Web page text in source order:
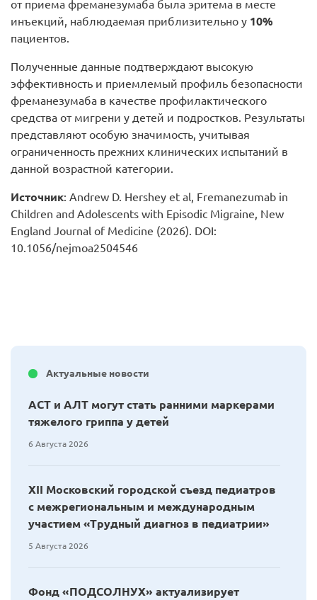
от приема фреманезумаба была эритема в месте
инъекций, наблюдаемая приблизительно у 10%
пациентов.
Полученные данные подтверждают высокую
эффективность и приемлемый профиль безопасности
фреманезумаба в качестве профилактического
средства от мигрени у детей и подростков. Результаты
представляют особую значимость, учитывая
ограниченность прежних клинических испытаний в
данной возрастной категории.
Источник: Andrew D. Hershey et al, Fremanezumab in
Children and Adolescents with Episodic Migraine, New
England Journal of Medicine (2026). DOI:
10.1056/nejmoa2504546
Актуальные новости
АСТ и АЛТ могут стать ранними маркерами
тяжелого гриппа у детей
6 Августа 2026
XII Московский городской съезд педиатров
с межрегиональным и международным
участием «Трудный диагноз в педиатрии»
5 Августа 2026
Фонд «ПОДСОЛНУХ» актуализирует